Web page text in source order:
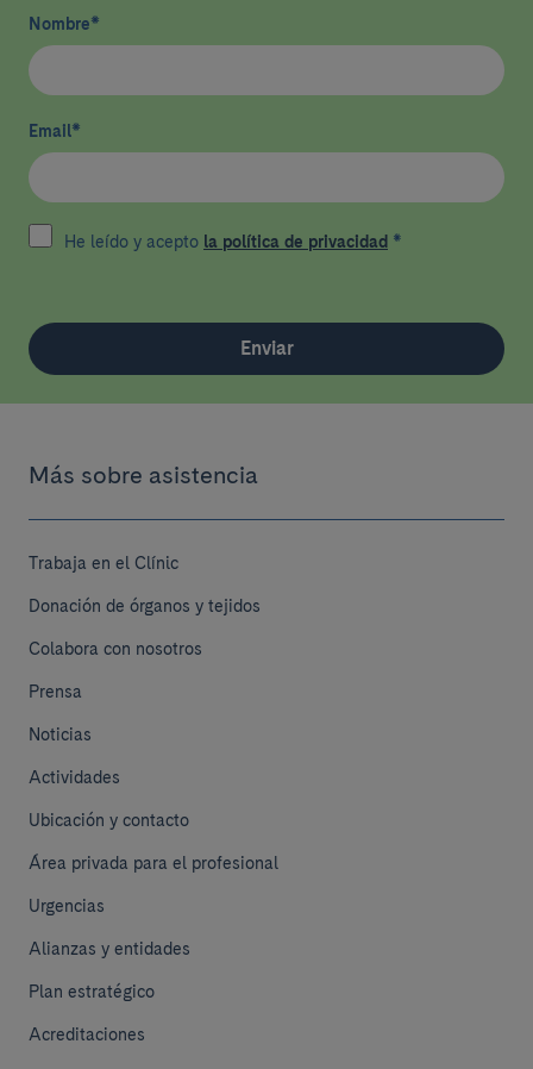
Nombre*
Email*
He leído y acepto la política de privacidad *
Enviar
Más sobre asistencia
Trabaja en el Clínic
Donación de órganos y tejidos
Colabora con nosotros
Prensa
Noticias
Actividades
Ubicación y contacto
Área privada para el profesional
Urgencias
Alianzas y entidades
Plan estratégico
Acreditaciones